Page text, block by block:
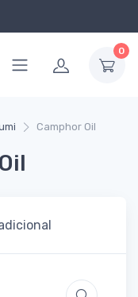
0
Camphor Oil